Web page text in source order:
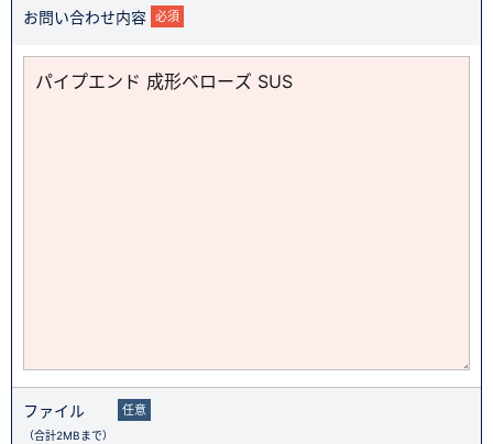
お問い合わせ内容 必須
ファイル
（合計2MBまで）
任意